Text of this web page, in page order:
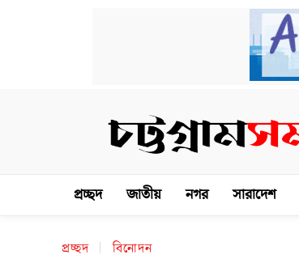
প্রচ্ছদ জাতীয় নগর সারাদেশ
প্রচ্ছদ বিনোদন